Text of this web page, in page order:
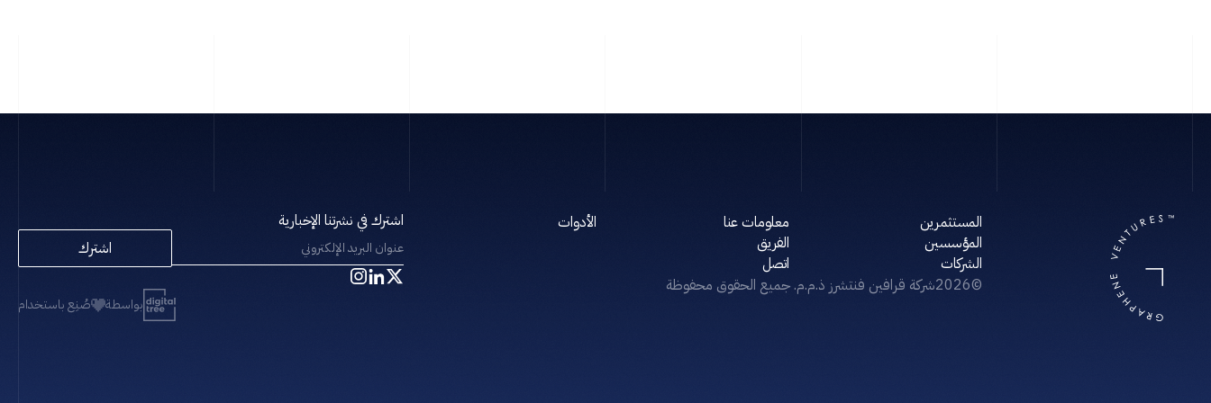
المستثمرين
المؤسسين
‏الشركات
معلومات عنا
الفريق
اتصل
الأدوات
©
2026 شركة قرافين فنتشرز ذ.م.م. جميع الحقوق محفوظة
اشترك في نشرتنا الإخبارية
اشترك
صُنِع باستخدام بواسطة